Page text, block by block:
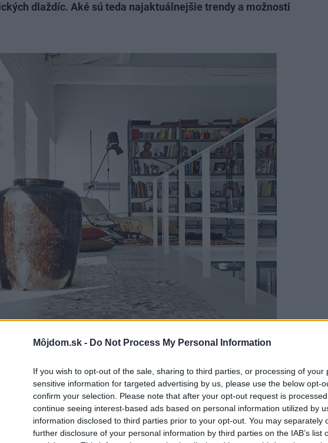
Môjdom.sk - Do Not Process My Personal Information
If you wish to opt-out of the sale, sharing to third parties, or processing of your
sensitive information for targeted advertising by us, please use the below opt-
confirm your selection. Please note that after your opt-out request is
continue seeing interest-based ads based on personal information utilized by
information disclosed to third parties prior to your opt-out. You may separately
further disclosure of your personal information by third parties on the IAB’s list
dlaždíc. Aké sú teda najaktuálnejšie trendy a možnosti